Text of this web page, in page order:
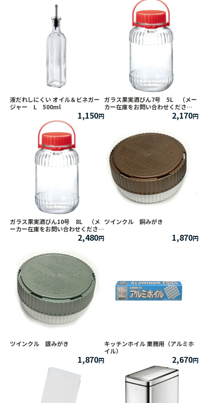
液だれしにくい オイル＆ビネガー
ジャー L 500ml
1,150
ガラス果実酒びん7号 5L （メー
カー在庫をお問い合わせくださ
2,170
ガラス果実酒びん10号 8L （メ
ーカー在庫をお問い合わせくださ
2,480
ツインクル 銅みがき
1,870
ツインクル 銀みがき
1,870
キッチンホイル 業務用（アルミホ
イル）
2,670